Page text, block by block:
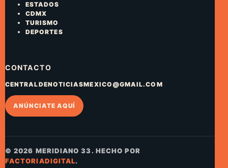
ESTADOS
CDMX
TURISMO
DEPORTES
CONTACTO
CENTRALDENOTICIASMEXICO@GMAIL.COM
ANÚNCIATE AQUÍ
© 2026 MERIDIANO 33. HECHO POR
FACTORIADIGITAL.